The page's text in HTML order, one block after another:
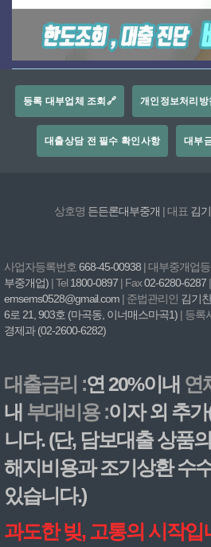
등록 대부업체 조회🔗 개인정보처리방
대출상담 전 필수 확인사항 대부
상호명 든든론대부중개 | 대표 김
사업자등록번호 668-45-00938 | 대부중개업
부중개업) | Tel 1800-0897 | Fax02-6280-6287
emsems0528@gmail.com | 준법관리인 김기
6로 21, 903호 (마곡동, 이너매스마곡1) | 등록
경제과 (02-2600-6282)
대출금리 :연 20%이내 연
내 부대비용 :이자 외 추
니다. (단, 담보대출 상품
해지비용과 조기상환 수
있습니다.)
과도한 빚, 고통의 시작입